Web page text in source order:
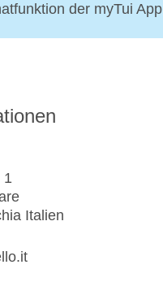
der myTui
1
Italien